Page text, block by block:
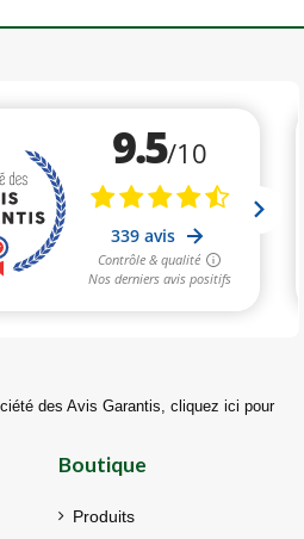
des Avis Garantis, cliquez ici pour
Boutique
Produits